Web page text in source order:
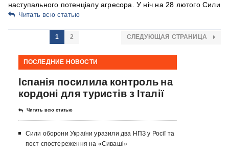
наступального потенціалу агресора. У ніч на 28 лютого Сили
Читать всю статью
1 2 СЛЕДУЮЩАЯ СТРАНИЦА
ПОСЛЕДНИЕ НОВОСТИ
Іспанія посилила контроль на
кордоні для туристів з Італії
Читать всю статью
Сили оборони України уразили два НПЗ у Росії та
пост спостереження на «Сиваші»